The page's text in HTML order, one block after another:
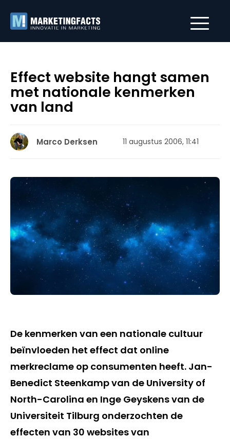
Effect website hangt samen
met nationale kenmerken
van land
Marco Derksen 11 augustus 2006, 11:41
De kenmerken van een nationale cultuur
beïnvloeden het effect dat online
merkreclame op consumenten heeft. Jan-
Benedict Steenkamp van de University of
North-Carolina en Inge Geyskens van de
Universiteit Tilburg onderzochten de
effecten van 30 websites van